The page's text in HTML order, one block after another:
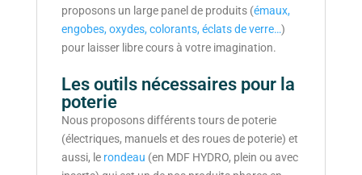
proposons un large panel de produits (émaux,
engobes, oxydes, colorants, éclats de verre…)
pour laisser libre cours à votre imagination.
Les outils nécessaires pour la
poterie
Nous proposons différents tours de poterie
(électriques, manuels et des roues de poterie) et
aussi, le rondeau (en MDF HYDRO, plein ou avec